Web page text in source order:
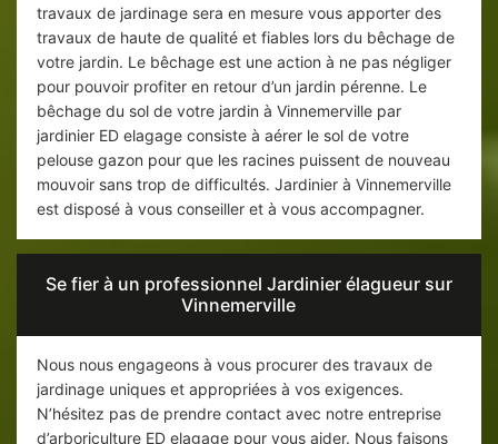
travaux de jardinage sera en mesure vous apporter des
travaux de haute de qualité et fiables lors du bêchage de
votre jardin. Le bêchage est une action à ne pas négliger
pour pouvoir profiter en retour d’un jardin pérenne. Le
bêchage du sol de votre jardin à Vinnemerville par
jardinier ED elagage consiste à aérer le sol de votre
pelouse gazon pour que les racines puissent de nouveau
mouvoir sans trop de difficultés. Jardinier à Vinnemerville
est disposé à vous conseiller et à vous accompagner.
Se fier à un professionnel Jardinier élagueur sur
Vinnemerville
Nous nous engageons à vous procurer des travaux de
jardinage uniques et appropriées à vos exigences.
N’hésitez pas de prendre contact avec notre entreprise
d’arboriculture ED elagage pour vous aider. Nous faisons